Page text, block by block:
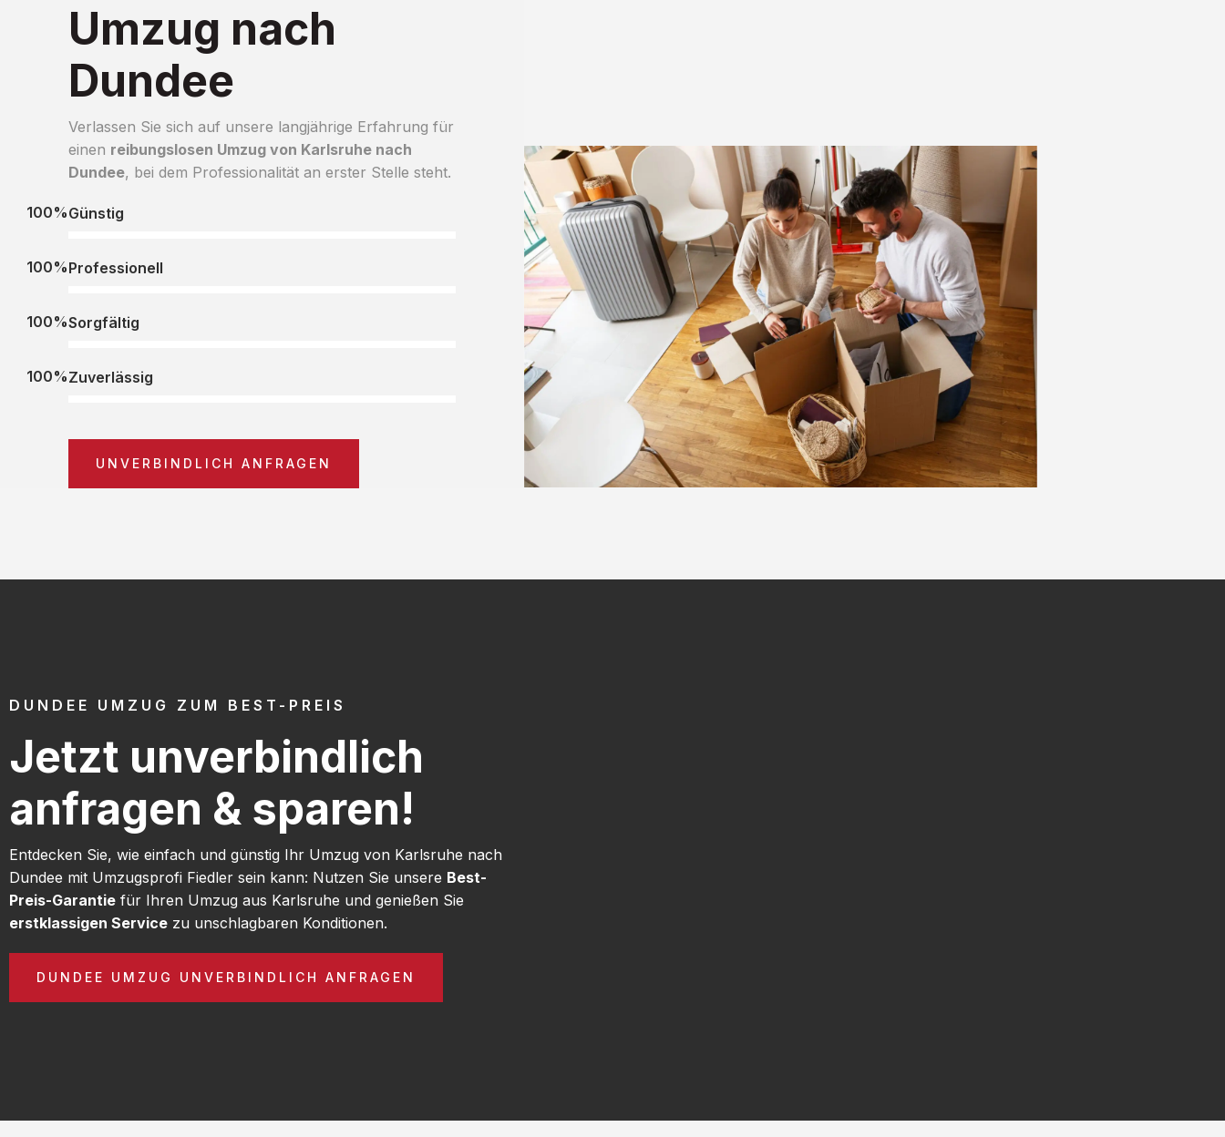
Umzug nach
Dundee
Verlassen Sie sich auf unsere langjährige Erfahrung für
einen reibungslosen Umzug von Karlsruhe nach
Dundee, bei dem Professionalität an erster Stelle steht.
Günstig
100%
Professionell
100%
Sorgfältig
100%
Zuverlässig
100%
UNVERBINDLICH ANFRAGEN
DUNDEE UMZUG ZUM BEST-PREIS
Jetzt unverbindlich
anfragen & sparen!
Entdecken Sie, wie einfach und günstig Ihr Umzug von Karlsruhe nach
Dundee mit Umzugsprofi Fiedler sein kann: Nutzen Sie unsere Best-
Preis-Garantie für Ihren Umzug aus Karlsruhe und genießen Sie
erstklassigen Service zu unschlagbaren Konditionen.
DUNDEE UMZUG UNVERBINDLICH ANFRAGEN